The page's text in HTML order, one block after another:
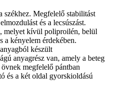
székhez. Megfelelő stabilitást
és a lecsúszást.
melyet kívül poliproilén, belül
a kényelem érdekében.
készült
anyagrész van, amely a beteg
megfelelő pántban
és a két oldal gyorskioldású